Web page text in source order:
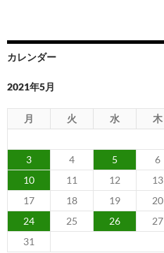
カレンダー
2021年5月
月 火 水 木
3
4 5 6
10
11 12 13
17
18 19 20
24
25 26 27
31